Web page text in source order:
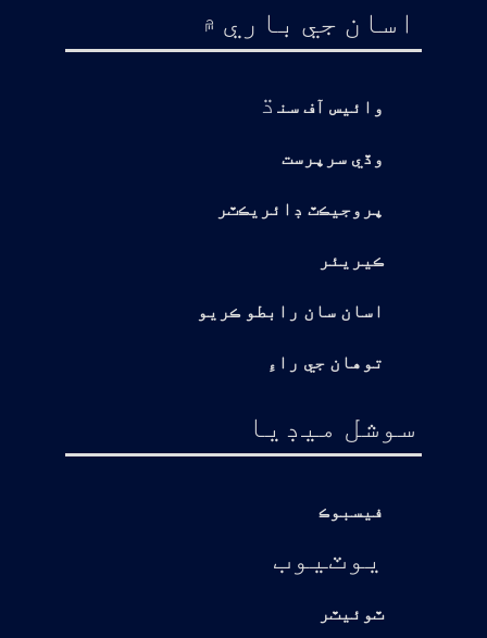
اسان جي باري ۾
وائيس آف سن ڌ
وڏي سرپرست
پروجيڪٽ ڊائريڪٽر
ڪيريئر
اسان سان رابطو ڪريو
توهان جي راءِ
سوشل ميڊيا
فيسبوڪ
يوٽيوب
ٽوئيٽر